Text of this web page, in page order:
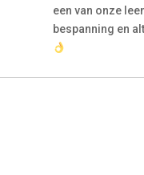
een van onze
bespanning en